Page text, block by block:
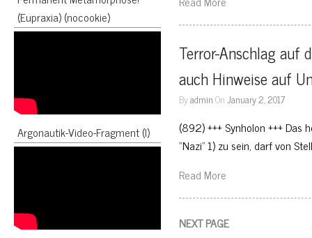
(Eupraxia) (nocookie)
Argonautik-Video-Fragment (I)
Terror-Anschlag auf
auch Hinweise auf
ByadminOnJanuary 2, 2017
(892) +++ Synholon +++
“Nazi” 1) zu sein, darf von
Read More
NEXT PAGE